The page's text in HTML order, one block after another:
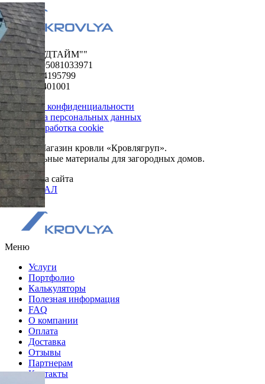
ООО "ФУДТАЙМ""
ОГРН 1195081033971
ИНН 5024195799
КПП 502401001
Политика конфиденциальности
Обработка персональных данных
Сбор и обработка cookie
© 2026. Магазин кровли «Кровлягруп».
Строительные материалы для загородных домов.
Разработка сайта
ОРИГИНАЛ
Меню
Услуги
Портфолио
Калькуляторы
Полезная информация
FAQ
О компании
Оплата
Доставка
Отзывы
Партнерам
Контакты